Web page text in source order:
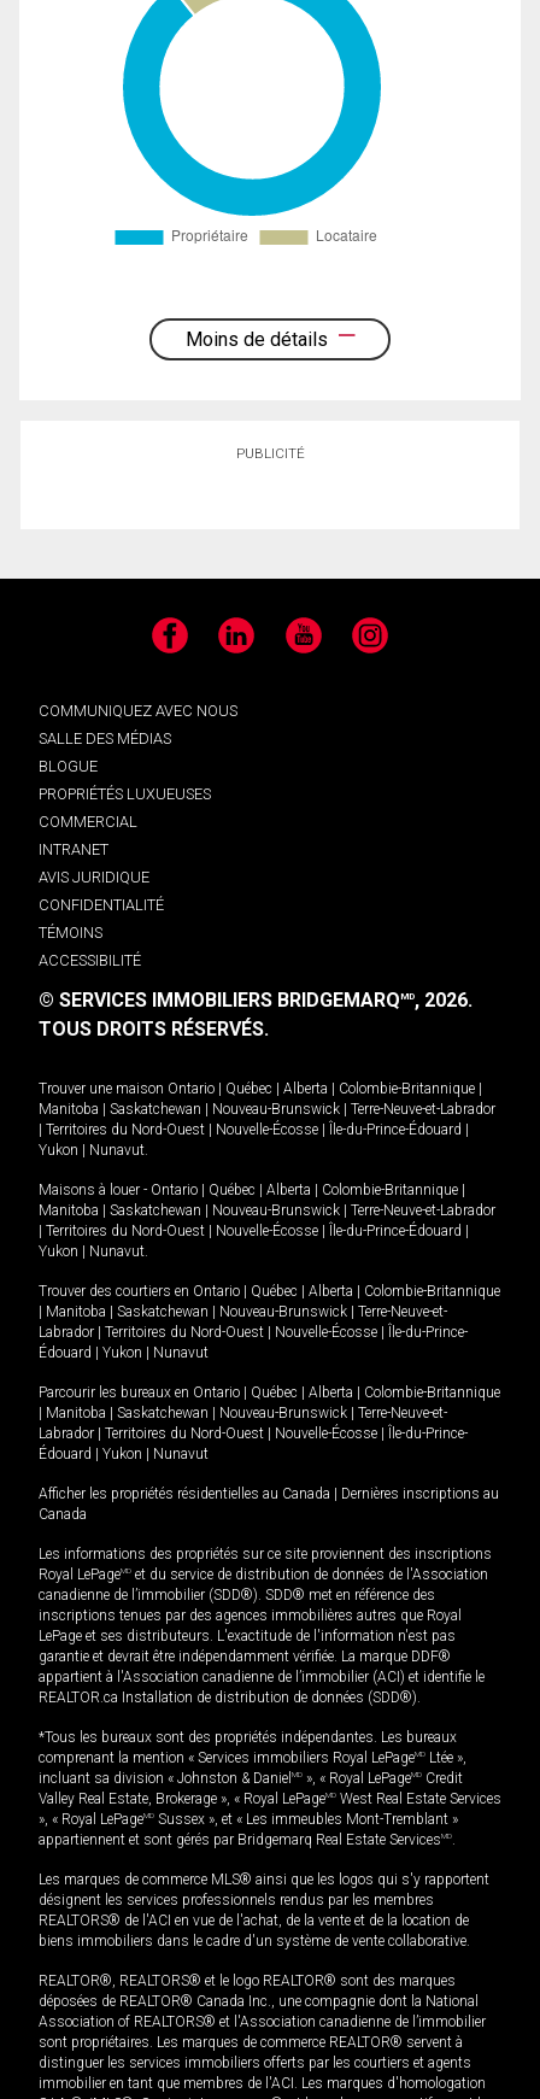
Moins de détails
PUBLICITÉ
Facebook LinkedIn YouTube Instagram
COMMUNIQUEZ AVEC NOUS
SALLE DES MÉDIAS
BLOGUE
PROPRIÉTÉS LUXUEUSES
COMMERCIAL
INTRANET
AVIS JURIDIQUE
CONFIDENTIALITÉ
TÉMOINS
ACCESSIBILITÉ
© SERVICES IMMOBILIERS BRIDGEMARQMD, 2026.
TOUS DROITS RÉSERVÉS.
Trouver une maison Ontario Québec Alberta Colombie-Britannique
Manitoba
Saskatchewan Nouveau-Brunswick
Terre-Neuve-et-Labrador
Territoires du Nord-Ouest Nouvelle-Écosse Île-du-Prince-Édouard
Yukon
Nunavut.
Maisons à louer - Ontario Québec Alberta Colombie-Britannique
Manitoba
Saskatchewan Nouveau-Brunswick
Terre-Neuve-et-Labrador
Territoires du Nord-Ouest Nouvelle-Écosse Île-du-Prince-Édouard
Yukon
Nunavut.
Trouver des courtiers en Ontario Québec Alberta
Colombie-Britannique
Manitoba Saskatchewan Nouveau-Brunswick
Terre-Neuve-et-
Labrador
Territoires du Nord-Ouest Nouvelle-Écosse
Île-du-Prince-
Édouard
Yukon Nunavut
Parcourir les bureaux en Ontario Québec Alberta
Colombie-Britannique
Manitoba Saskatchewan Nouveau-Brunswick
Terre-Neuve-et-
Labrador
Territoires du Nord-Ouest Nouvelle-Écosse
Île-du-Prince-
Édouard
Yukon Nunavut
Afficher les propriétés résidentielles au Canada
Dernières inscriptions au
Canada
Les informations des propriétés sur ce site proviennent des inscriptions
Royal LePageMD et du service de distribution de données de l'Association
canadienne de l’immobilier (SDD®). SDD® met en référence des
inscriptions tenues par des agences immobilières autres que Royal
LePage et ses distributeurs. L'exactitude de l'information n'est pas
garantie et devrait être indépendamment vérifiée. La marque DDF®
appartient à l'Association canadienne de l’immobilier (ACI) et identifie le
REALTOR.ca Installation de distribution de données (SDD®).
*Tous les bureaux sont des propriétés indépendantes. Les bureaux
comprenant la mention « Services immobiliers Royal LePageMD Ltée »,
incluant sa division « Johnston & Daniel MD », « Royal LePageMD Credit
Valley Real Estate, Brokerage », « Royal LePageMD West Real Estate Services
», « Royal LePageMD Sussex », et « Les immeubles Mont-Tremblant »
appartiennent et sont gérés par Bridgemarq Real Estate ServicesMD.
Les marques de commerce MLS® ainsi que les logos qui s'y rapportent
désignent les services professionnels rendus par les membres
REALTORS® de l'ACI en vue de l'achat, de la vente et de la location de
biens immobiliers dans le cadre d'un système de vente collaborative.
REALTOR®, REALTORS® et le logo REALTOR® sont des marques
déposées de REALTOR® Canada Inc., une compagnie dont la National
Association of REALTORS® et l'Association canadienne de l’immobilier
sont propriétaires. Les marques de commerce REALTOR® servent à
distinguer les services immobiliers offerts par les courtiers et agents
immobilier en tant que membres de l'ACI. Les marques d'homologation